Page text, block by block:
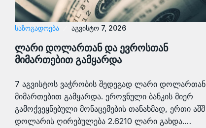
ᲡᲐᲖᲝᲒᲐᲓᲝᲔᲑᲐ აგვისტო 7, 2026
ლარი დოლართან და ევროსთან
მიმართებით გამყარდა
7 აგვისტოს ვაჭრობის შედეგად ლარი დოლართან
მიმართებით გამყარდა. ეროვნული ბანკის მიერ
გამოქვეყნებული მონაცემების თანახმად, ერთი აშშ
დოლარის ღირებულება 2.6210 ლარი გახდა.…